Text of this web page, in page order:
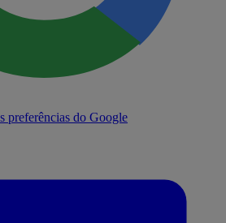
preferências do Google